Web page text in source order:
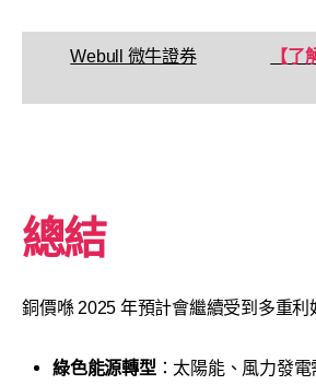
Webull 微牛證券
【了
總結
銅價喺 2025 年預計會繼續受到多重利
綠色能源轉型 ：太陽能、風力發電